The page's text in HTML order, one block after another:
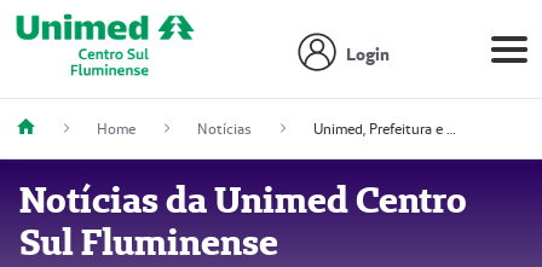
Login
Home Notícias
Notícias da Unimed Centro
Sul Fluminense